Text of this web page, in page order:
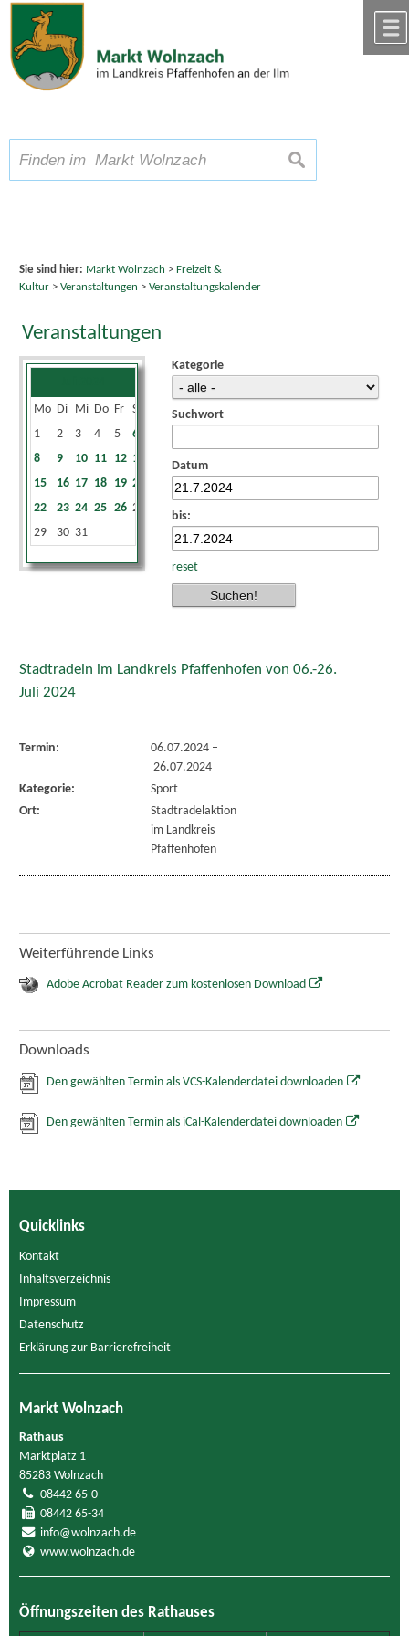
Zum Inhalt,zur Navigation
Schriftgröße A A A suchen
Sie sind hier: Markt Wolnzach > Freizeit &
Kultur> Veranstaltungen > Veranstaltungskalender
Veranstaltungen
Mo Di Mi Do Fr Sa
1
2 3 4 5 6
8
9 10 11 12 13
15
16 17 18 19 20
22
23 24 25 26 27
29
30 31
Kategorie
Suchwort
Datum
bis:
reset
Stadtradeln im Landkreis Pfaffenhofen von 06.-26.
Juli 2024
Termin: 06.07.2024–
26.07.2024
Kategorie:
Sport
Ort:
Stadtradelaktion
im Landkreis
Pfaffenhofen
Weiterführende Links
Adobe Acrobat Reader zum kostenlosen Download
Downloads
Den gewählten Termin als VCS-Kalenderdatei downloaden
Den gewählten Termin als iCal-Kalenderdatei downloaden
Quicklinks
Kontakt
Inhaltsverzeichnis
Impressum
Datenschutz
Erklärung zur Barrierefreiheit
Markt Wolnzach
Rathaus
Marktplatz 1
85283 Wolnzach
08442 65-0
08442 65-34
info@wolnzach.de
www.wolnzach.de
Öffnungszeiten des Rathauses